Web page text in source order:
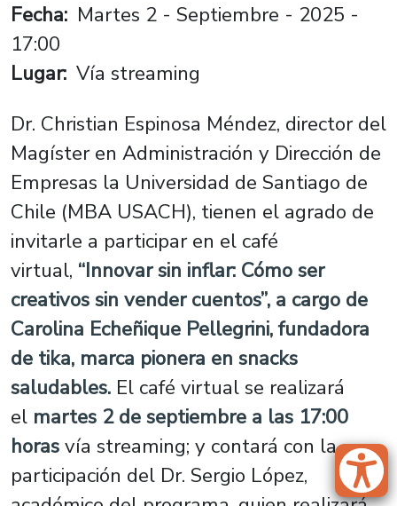
Fecha Martes 2 - Septiembre - 2025 -
17:00
Lugar Vía streaming
Dr. Christian Espinosa Méndez, director del
Magíster en Administración y Dirección de
Empresas la Universidad de Santiago de
Chile (MBA USACH), tienen el agrado de
invitarle a participar en el café
virtual, “Innovar sin inflar: Cómo ser
creativos sin vender cuentos”, a cargo de
Carolina Echeñique Pellegrini, fundadora
de tika, marca pionera en snacks
saludables. El café virtual se realizará
el martes 2 de septiembre a las 17:00
horasvía streaming; y contará con la
participación del Dr. Sergio López,